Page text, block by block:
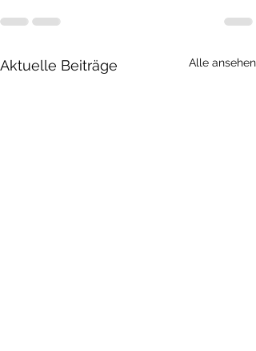
Aktuelle Beiträge Alle ansehen